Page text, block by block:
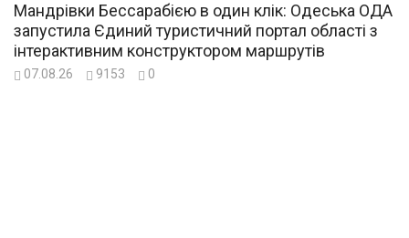
Мандрівки Бессарабією в один клік: Одеська ОДА
запустила Єдиний туристичний портал області з
інтерактивним конструктором маршрутів
07.08.26 9153 0